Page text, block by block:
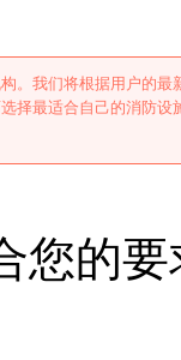
。我们将根据用户的
择最适合自己的消防设
您的要